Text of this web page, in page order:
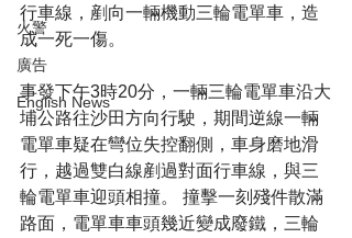
火警
廣告
English News
行車線，剷向一輛機動三輪電單車，造
成一死一傷。
事發下午3時20分，一輛三輪電單車沿大
埔公路往沙田方向行駛，期間逆線一輛
電單車疑在彎位失控翻側，車身磨地滑
行，越過雙白線剷過對面行車線，與三
輪電單車迎頭相撞。 撞擊一刻殘件散滿
路面，電單車車頭幾近變成廢鐵，三輪